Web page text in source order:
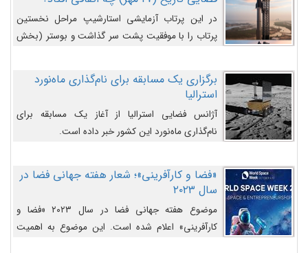
در این پرتاب آزمایشی استارشیپ مراحل نخستین
پرتاب را با موفقیت پشت سر گذاشت و بوستر (بخش
را وارد مسیر از پیش تعیین‌شده کند و سپس با یک
مکانیزم جدید با موفقیت از آن جدا شود. ‌
برگزاری یک مسابقه برای نام‌گذاری ماه‌نورد
استرالیا
آژانس فضایی استرالیا از آغاز یک مسابقه برای
نام‌گذاری ماه‌نورد این کشور خبر داده است.
«فضا و کارآفرینی»؛ شعار هفته جهانی فضا در
سال ۲۰۲۳
موضوع هفته جهانی فضا در سال ۲۰۲۳ «فضا و
کارآفرینی» اعلام شده است. این موضوع به اهمیت